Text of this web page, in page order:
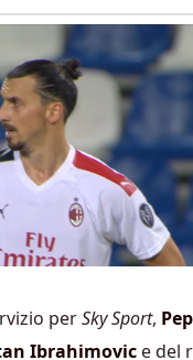
perSky Sport,
Ibrahimovic e del